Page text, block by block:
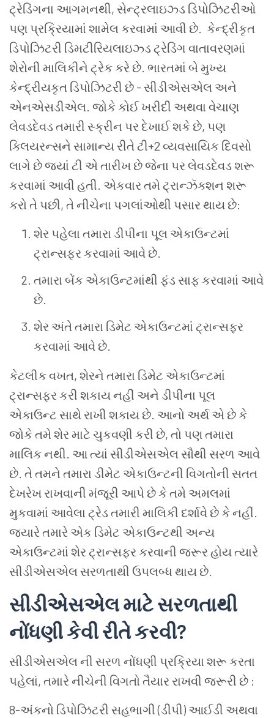
ટ્રેડિંગના આગમનથી, સેન્ટ્રલાઇઝ્ડ ડિપોઝિટરીઓ
પણ પ્રક્રિયામાં શામેલકરવામાં આવી છે. કેન્દ્રીકૃત
ડિપોઝિટરી ડિમટીરિયલાઇઝ્ડટ્રેડિંગ વાતાવરણમાં
શેરોની માલિકીને ટ્રેકકરે છે. ભારતમાં બેમુખ્ય
કેન્દ્રીયકૃત ડિપોઝિટરી છે - સીડીએસએલ અને
એનએસડીએલ. જોકેકોઈખરીદી અથવા વેચાણ
લેવડદેવડતમારી સ્ક્રીન પરદેખાઈશકે છે, પણ
ક્લિયરન્સને સામાન્ય રીતેટી+2 વ્યવસાયિક દિવસો
લાગે છેજ્યાં ટી એતારીખ છેજેના પરલેવડદેવડશરૂ
કરવામાં આવી હતી. એકવારતમેટ્રાન્ઝૅક્શન શરૂ
કરો તે પછી, તેનીચેના પગલાંઓથી પસારથાય છે:
શેર પહેલા તમારા ડીપીના પૂલ એકાઉન્ટમાં
ટ્રાન્સફરકરવામાં આવે છે.
તમારા બેંક એકાઉન્ટમાંથી ફંડ સાફકરવામાં આવે
છે.
શેર અંતેતમારા ડિમેટ એકાઉન્ટમાં ટ્રાન્સફર
કરવામાં આવે છે.
કેટલીકવખત, શેરને તમારા ડિમેટ એકાઉન્ટમાં
ટ્રાન્સફરકરી શકાયનહીં અને ડીપીના પૂલ
એકાઉન્ટ સાથે રાખી શકાય છે. આનો અર્થ એ છેકે
જોકેતમેશેરમાટે ચુકવણી કરી છે, તો પણતમારા
માલિકનથી. આત્યાં સીડીએસએલ સૌથી સરળ આવે
છે. તેતમને તમારા ડીમેટ એકાઉન્ટની વિગતોની સતત
દેખરેખ રાખવાની મંજૂરી આપે છેકેતમે અમલમાં
મુકવામાં આવેલા ટ્રેડતમારી માલિકી દર્શાવે છેકેનહીં.
જ્યારેતમારે એક ડિમેટ એકાઉન્ટથી અન્ય
એકાઉન્ટમાં શેરટ્રાન્સફરકરવાની જરૂરહોયત્યારે
સીડીએસએલ સરળતાથી ઉપલબ્ધ થાય છે.
સીડીએસએલમાટેસરળતાથી
નોંધણીકેવીરીતેકરવી?
સીડીએસએલની સરળ નોંધણી પ્રક્રિયા શરૂ કરતા
પહેલાં, તમારેનીચેની વિગતો તૈયાર રાખવી જરૂરી છે :
8-અંકનો ડિપોઝિટરી સહભાગી(ડીપી) આઈડી અથવા